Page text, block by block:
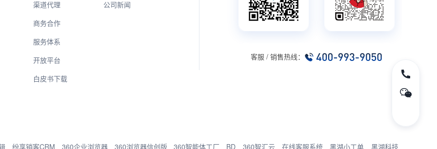
渠道代理
商务合作
服务体系
开放平台
白皮书下载
公司新闻
客服 / 销售热线：
纷享销客CRM 360企业浏览器 360浏览器信创版 360智能体工厂 BD 360智汇云 在线客服系统 黑湖小工单 黑湖科技